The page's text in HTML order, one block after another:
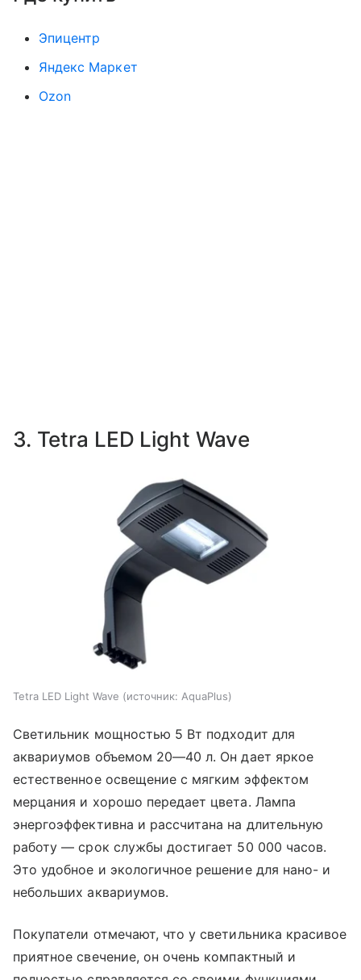
Эпицентр
Яндекс Маркет
Ozon
3. Tetra LED Light Wave
Tetra LED Light Wave источник: AquaPlus
Светильник мощностью 5 Вт подходит для
аквариумов объемом 20—40 л. Он дает яркое
естественное освещение с мягким эффектом
мерцания и хорошо передает цвета. Лампа
энергоэффективна и рассчитана на длительную
работу — срок службы достигает 50 000 часов.
Это удобное и экологичное решение для нано- и
небольших аквариумов.
Покупатели отмечают, что у светильника красивое
приятное свечение, он очень компактный и